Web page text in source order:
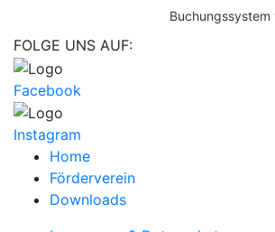
Buchungssystem
FOLGE UNS AUF:
Facebook
Instagram
Home
Förderverein
Downloads